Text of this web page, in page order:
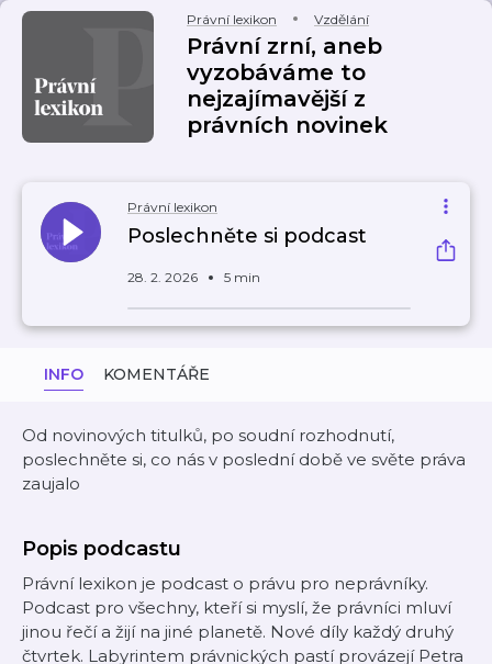
Právní lexikon Vzdělání
Právní zrní, aneb
vyzobáváme to
nejzajímavější z
právních novinek
Právní lexikon
Poslechněte si podcast
28. 2. 2026 5 min
INFO KOMENTÁŘE
Od novinových titulků, po soudní rozhodnutí,
poslechněte si, co nás v poslední době ve světe práva
zaujalo
Popis podcastu
Právní lexikon je podcast o právu pro neprávníky.
Podcast pro všechny, kteří si myslí, že právníci mluví
jinou řečí a žijí na jiné planetě. Nové díly každý druhý
čtvrtek. Labyrintem právnických pastí provázejí Petra